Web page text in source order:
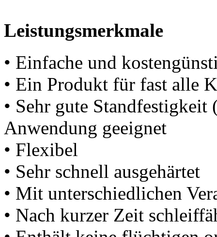
Leistungsmerkmale
• Einfache und
• Ein Produkt für fast alle
• Sehr gute
Anwendung geeignet
• Flexibel
• Sehr schnell ausgehärtet
• Mit unterschiedlichen
• Nach kurzer Zeit